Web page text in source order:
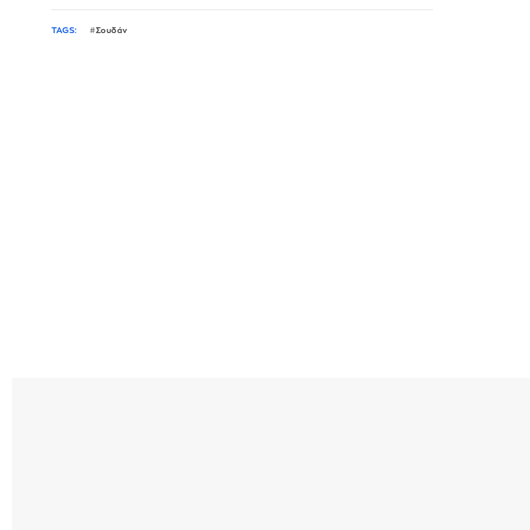
TAGS: Σουδάν